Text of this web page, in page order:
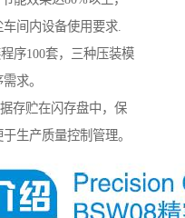
间内设备使用要求.
序100套，三种压装模
求。
存贮在闪存盘中，保
生产质量控制管理。